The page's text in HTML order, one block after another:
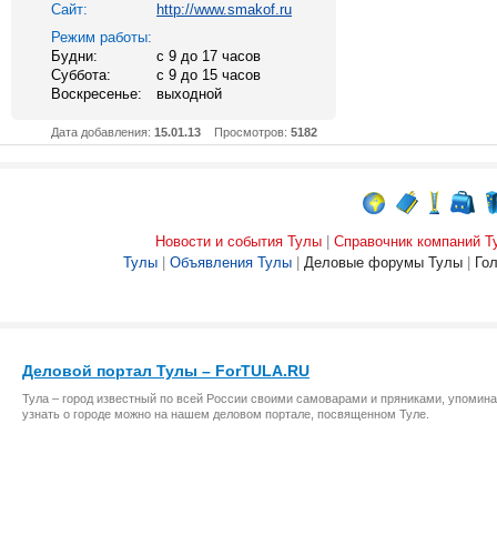
Сайт:
http://www.smakof.ru
Режим работы:
Будни:
c 9 до 17 часов
Суббота:
с 9 до 15 часов
Воскресенье:
выходной
Дата добавления: 15.01.13Просмотров: 5182
Новости и события Тулы
Справочник компаний
Тулы
Объявления Тулы Деловые форумы Тулы
Деловой портал Тулы – ForTULA.RU
Тула – город известный по всей России своими самоварами и пряниками,
узнать о городе можно на нашем деловом портале, посвященном Туле.